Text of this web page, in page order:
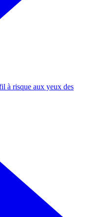
à risque aux yeux des